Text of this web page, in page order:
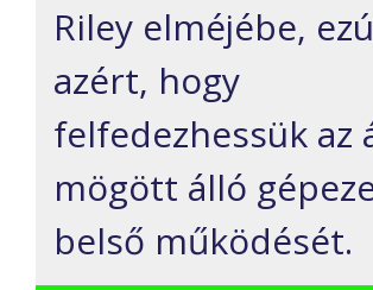
Riley elméjébe,
azért, hogy
felfedezhessük az
mögött álló
belső működését.